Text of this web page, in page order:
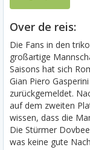
Over de reis:
Die Fans in den
großartige
Saisons hat sich
Gian Piero
zurückgemeldet.
auf dem zweiten
wissen, dass die
Die Stürmer
was keine gute